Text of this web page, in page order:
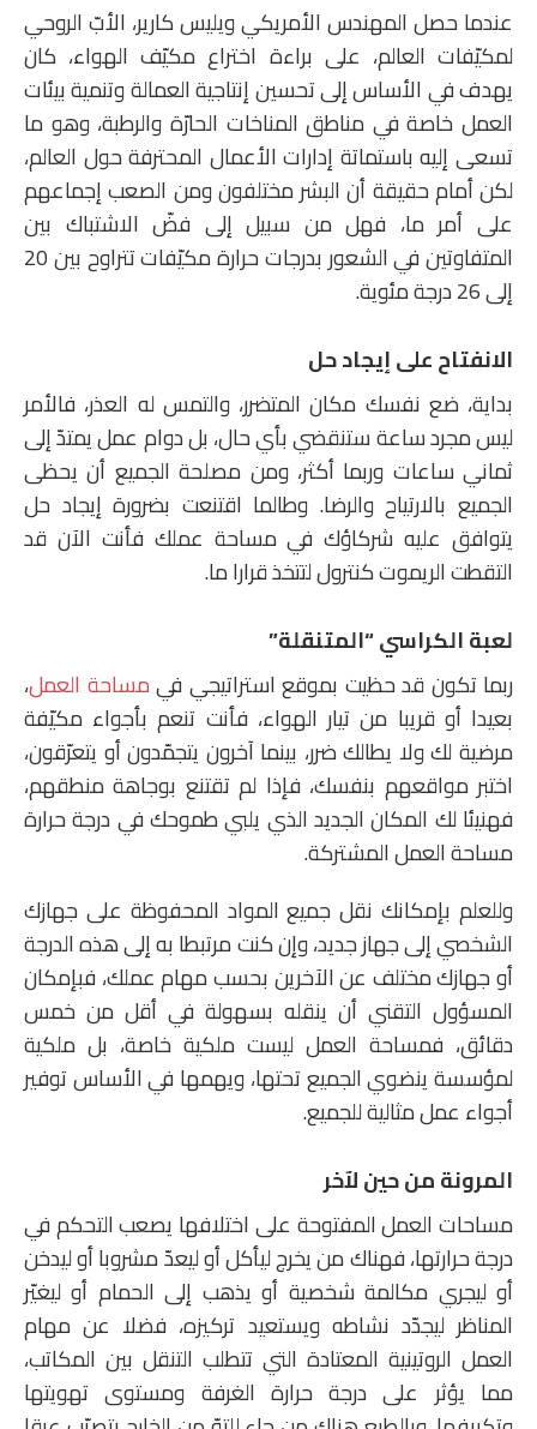
عندما حصل المهندس الأمريكي ويليس كارير، الأبّ الروحي
لمكيّفات العالم، على براءة اختراع مكيّف الهواء، كان
يهدف في الأساس إلى تحسين إنتاجية العمالة وتنمية بيئات
العمل خاصة في مناطق المناخات الحارّة والرطبة، وهو ما
تسعى إليه باستماتة إدارات الأعمال المحترفة حول العالم،
لكن أمام حقيقة أن البشر مختلفون ومن الصعب إجماعهم
على أمر ما، فهل من سبيل إلى فضّ الاشتباك بين
المتفاوتين في الشعور بدرجات حرارة مكيّفات تتراوح بين 20
إلى 26 درجة مئوية.
الانفتاح على إيجاد حل
بداية، ضع نفسك مكان المتضرر، والتمس له العذر، فالأمر
ليس مجرد ساعة ستنقضي بأي حال، بل دوام عمل يمتدّ إلى
ثماني ساعات وربما أكثر، ومن مصلحة الجميع أن يحظى
الجميع بالارتياح والرضا. وطالما اقتنعت بضرورة إيجاد حل
يتوافق عليه شركاؤك في مساحة عملك فأنت الآن قد
التقطت الريموت كنترول لتتخذ قرارا ما.
لعبة الكراسي “المتنقلة”
ربما تكون قد حظيت بموقع استراتيجي فيمساحة العمل،
بعيدا أو قريبا من تيار الهواء، فأنت تنعم بأجواء مكيّفة
مرضية لك ولا يطالك ضرر، بينما آخرون يتجمّدون أو يتعرّقون،
اختبر مواقعهم بنفسك، فإذا لم تقتنع بوجاهة منطقهم،
فهنيئا لك المكان الجديد الذي يلبي طموحك في درجة حرارة
مساحة العمل المشتركة.
وللعلم بإمكانك نقل جميع المواد المحفوظة على جهازك
الشخصي إلى جهاز جديد، وإن كنت مرتبطا به إلى هذه الدرجة
أو جهازك مختلف عن الآخرين بحسب مهام عملك، فبإمكان
المسؤول التقني أن ينقله بسهولة في أقل من خمس
دقائق، فمساحة العمل ليست ملكية خاصة، بل ملكية
لمؤسسة ينضوي الجميع تحتها، ويهمها في الأساس توفير
أجواء عمل مثالية للجميع.
المرونة من حين لآخر
مساحات العمل المفتوحة على اختلافها يصعب التحكم في
درجة حرارتها، فهناك من يخرج ليأكل أو ليعدّ مشروبا أو ليدخن
أو ليجري مكالمة شخصية أو يذهب إلى الحمام أو ليغيّر
المناظر ليجدّد نشاطه ويستعيد تركيزه، فضلا عن مهام
العمل الروتينية المعتادة التي تتطلب التنقل بين المكاتب،
مما يؤثر على درجة حرارة الغرفة ومستوى تهويتها